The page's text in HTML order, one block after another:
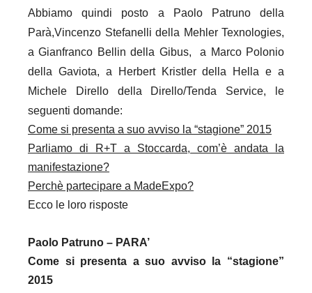
Abbiamo quindi posto a Paolo Patruno della
Parà,Vincenzo Stefanelli della Mehler Texnologies,
a Gianfranco Bellin della Gibus, a Marco Polonio
della Gaviota, a Herbert Kristler della Hella e a
Michele Dirello della Dirello/Tenda Service, le
seguenti domande:
Come si presenta a suo avviso la “stagione” 2015
Parliamo di R+T a Stoccarda, com’è andata la
manifestazione?
Perchè partecipare a MadeExpo?
Ecco le loro risposte
Paolo Patruno – PARA’
Come si presenta a suo avviso la “stagione”
2015